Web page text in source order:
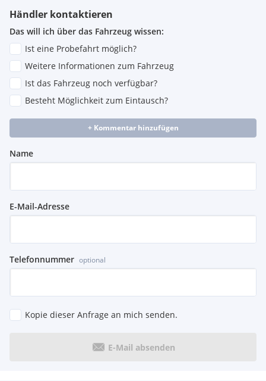
Händler kontaktieren
Das will ich über das Fahrzeug wissen:
Ist eine Probefahrt möglich?
Weitere Informationen zum Fahrzeug
Ist das Fahrzeug noch verfügbar?
Besteht Möglichkeit zum Eintausch?
+ Kommentar hinzufügen
Name
E-Mail-Adresse
Telefonnummer optional
Kopie dieser Anfrage an mich senden.
E-Mail absenden